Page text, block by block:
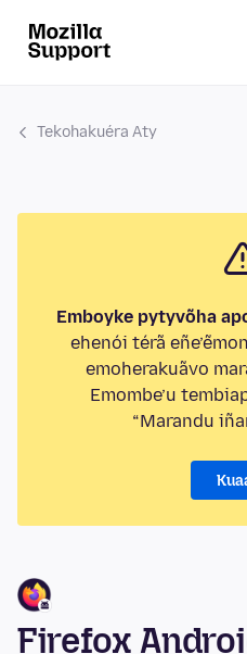
Tekohakuéra Aty
Emboyke pytyvõha
ehenói térã
emoherakuãvo
Emombe’u
“Marandu
Firefox